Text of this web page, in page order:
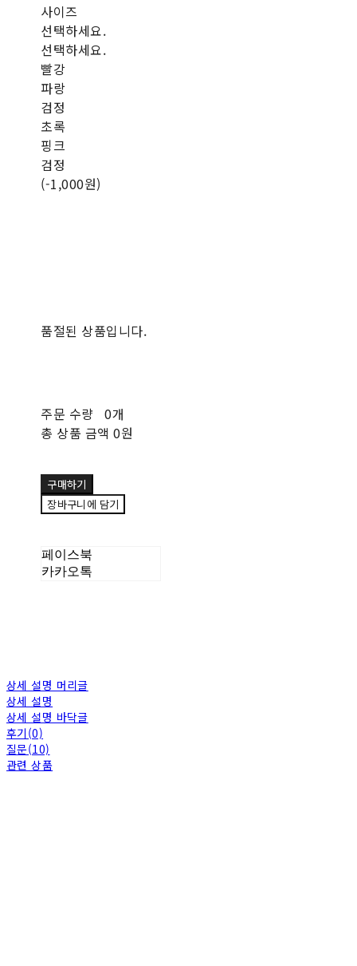
사이즈
선택하세요.
선택하세요.
빨강
파랑
검정
초록
핑크
검정
(-1,000원)
품절된 상품입니다.
주문 수량 0개
총 상품 금액 0원
구매하기
장바구니에 담기
페이스북
카카오톡
상세 설명 머리글
상세 설명
상세 설명 바닥글
후기(0)
질문(10)
관련 상품